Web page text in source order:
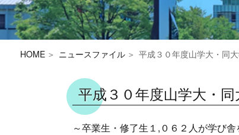
HOME ニュースファイル 平成３０年度山学大・同大学院
平成３０年度山学大・
～卒業生・修了生１,０６２人が学び舎